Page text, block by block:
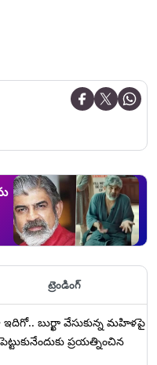
ట్రెండింగ్
బుర్ఖా వేసుకున్న మహిళపై
ప్రయత్నించిన